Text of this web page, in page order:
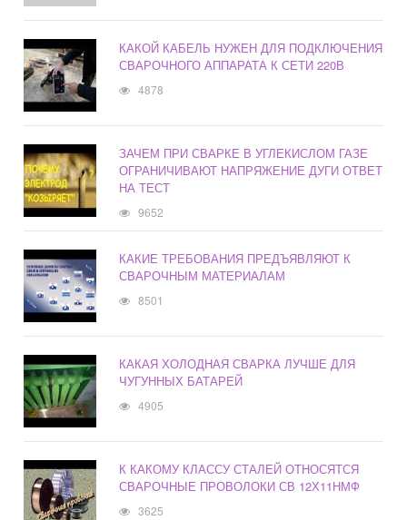
КАКОЙ КАБЕЛЬ НУЖЕН ДЛЯ ПОДКЛЮЧЕНИЯ
СВАРОЧНОГО АППАРАТА К СЕТИ 220В
4878
ЗАЧЕМ ПРИ СВАРКЕ В УГЛЕКИСЛОМ ГАЗЕ
ОГРАНИЧИВАЮТ НАПРЯЖЕНИЕ ДУГИ ОТВЕТ
НА ТЕСТ
9652
КАКИЕ ТРЕБОВАНИЯ ПРЕДЪЯВЛЯЮТ К
СВАРОЧНЫМ МАТЕРИАЛАМ
8501
КАКАЯ ХОЛОДНАЯ СВАРКА ЛУЧШЕ ДЛЯ
ЧУГУННЫХ БАТАРЕЙ
4905
К КАКОМУ КЛАССУ СТАЛЕЙ ОТНОСЯТСЯ
СВАРОЧНЫЕ ПРОВОЛОКИ СВ 12Х11НМФ
3625